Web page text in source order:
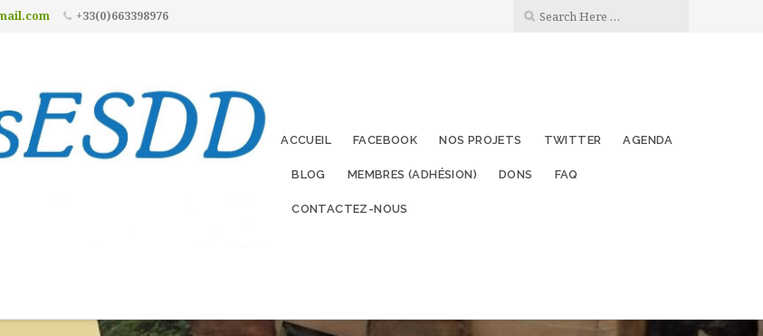
+33(0)663398976
ACCUEIL FACEBOOK NOS PROJETS TWITTER AGENDA
BLOG MEMBRES (ADHÉSION) DONS FAQ
CONTACTEZ-NOUS